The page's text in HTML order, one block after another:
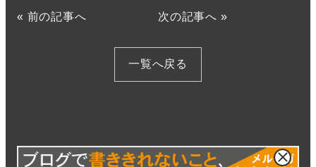
« 前の記事へ 次の記事へ »
一覧へ戻る